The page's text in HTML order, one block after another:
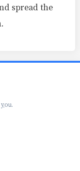
spread the
you.